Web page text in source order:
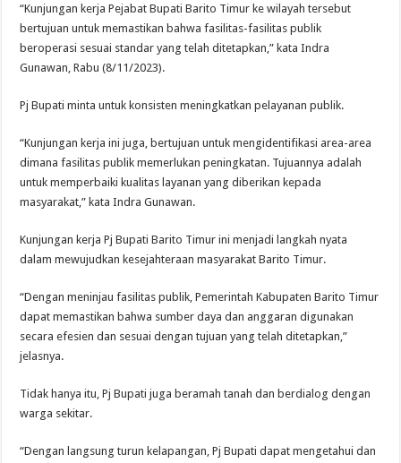
“Kunjungan kerja Pejabat Bupati Barito Timur ke wilayah tersebut
bertujuan untuk memastikan bahwa fasilitas-fasilitas publik
beroperasi sesuai standar yang telah ditetapkan,” kata Indra
Gunawan, Rabu (8/11/2023).
Pj Bupati minta untuk konsisten meningkatkan pelayanan publik.
“Kunjungan kerja ini juga, bertujuan untuk mengidentifikasi area-area
dimana fasilitas publik memerlukan peningkatan. Tujuannya adalah
untuk memperbaiki kualitas layanan yang diberikan kepada
masyarakat,” kata Indra Gunawan.
Kunjungan kerja Pj Bupati Barito Timur ini menjadi langkah nyata
dalam mewujudkan kesejahteraan masyarakat Barito Timur.
“Dengan meninjau fasilitas publik, Pemerintah Kabupaten Barito Timur
dapat memastikan bahwa sumber daya dan anggaran digunakan
secara efesien dan sesuai dengan tujuan yang telah ditetapkan,”
jelasnya.
Tidak hanya itu, Pj Bupati juga beramah tanah dan berdialog dengan
warga sekitar.
“Dengan langsung turun kelapangan, Pj Bupati dapat mengetahui dan